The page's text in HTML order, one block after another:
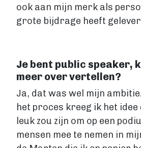
ook aan mijn merk als
grote bijdrage heeft
Je bent public speaker,
meer over vertellen?
Ja, dat was wel mijn
het proces kreeg ik het idee
leuk zou zijn om op een
mensen mee te nemen in